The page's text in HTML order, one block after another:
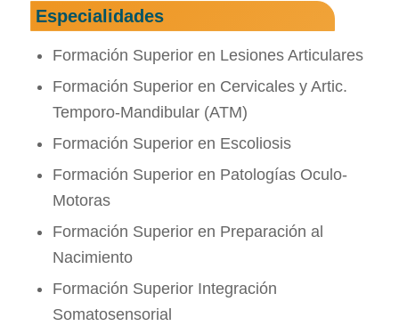
Especialidades
Formación Superior en Lesiones Articulares
Formación Superior en Cervicales y Artic.
Temporo-Mandibular (ATM)
Formación Superior en Escoliosis
Formación Superior en Patologí­as Oculo-
Motoras
Formación Superior en Preparación al
Nacimiento
Formación Superior Integración
Somatosensorial